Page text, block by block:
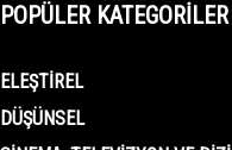
POPÜLER KATEGORİLER
ELEŞTIREL
DÜŞÜNSEL